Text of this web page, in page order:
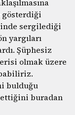
gösterdiği
sergilediği
yargıları
Şüphesiz
olmak üzere
bulduğu
buradan